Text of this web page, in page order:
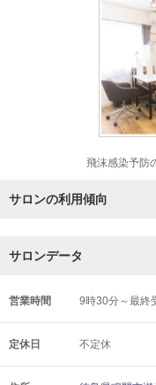
飛沫感染予防
サロンの利用傾向
サロンデータ
営業時間 9時30分～最終
定休日 不定休